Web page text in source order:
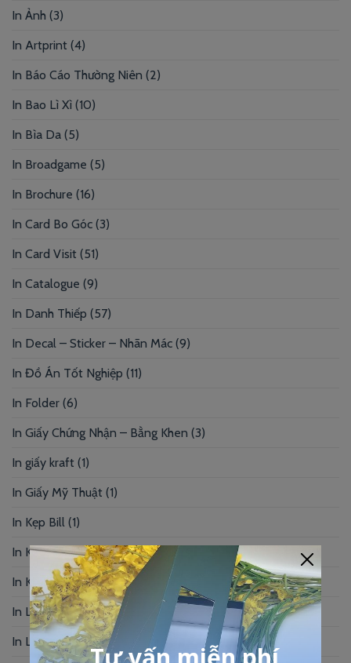
In Ảnh (3)
In Artprint (4)
In Báo Cáo Thường Niên (2)
In Bao Lì Xì (10)
In Bìa Da (5)
In Broadgame (5)
In Brochure (16)
In Card Bo Góc (3)
In Card Visit (51)
In Catalogue (9)
In Danh Thiếp (57)
In Decal – Sticker – Nhãn Mác (9)
In Đồ Án Tốt Nghiệp (11)
In Folder (6)
In Giấy Chứng Nhận – Bằng Khen (3)
In giấy kraft (1)
In Giấy Mỹ Thuật (1)
In Kẹp Bill (1)
In Khung Hình(2)
In Kỷ Yếu(6)
In Lịch Bàn(19)
In Logo(2)